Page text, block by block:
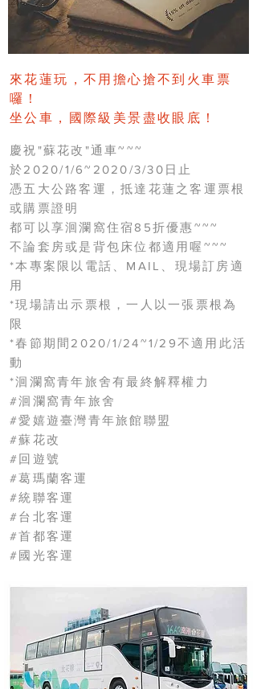
來花蓮玩，不用擔心搶不到火車票
囉！
坐公車，國際級美景盡收眼底！
慶祝"蘇花改"通車~~~
於2020/1/6~2020/3/30日止
憑五大公路客運，抵達花蓮之客運票根
或購票證明
都可以享洄瀾窩住宿85折優惠~~~
不論套房或是背包床位都適用喔~~~
*本專案限以電話、MAIL、現場訂房適
用
*現場請出示票根，一人以一張票根為
限
*春節期間2020/1/24~1/29不適用此活
動
*洄瀾窩青年旅舍有最終解釋權力
#洄瀾窩青年旅舍
#愛嬉遊臺灣青年旅館聯盟
#蘇花改
#回遊號
#葛瑪蘭客運
#統聯客運
#台北客運
#首都客運
#國光客運